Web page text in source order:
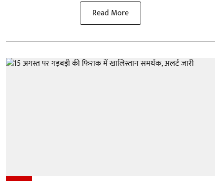
Read More